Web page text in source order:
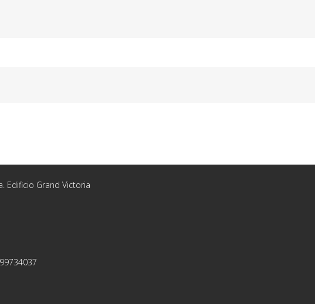
Edificio Grand Victoria